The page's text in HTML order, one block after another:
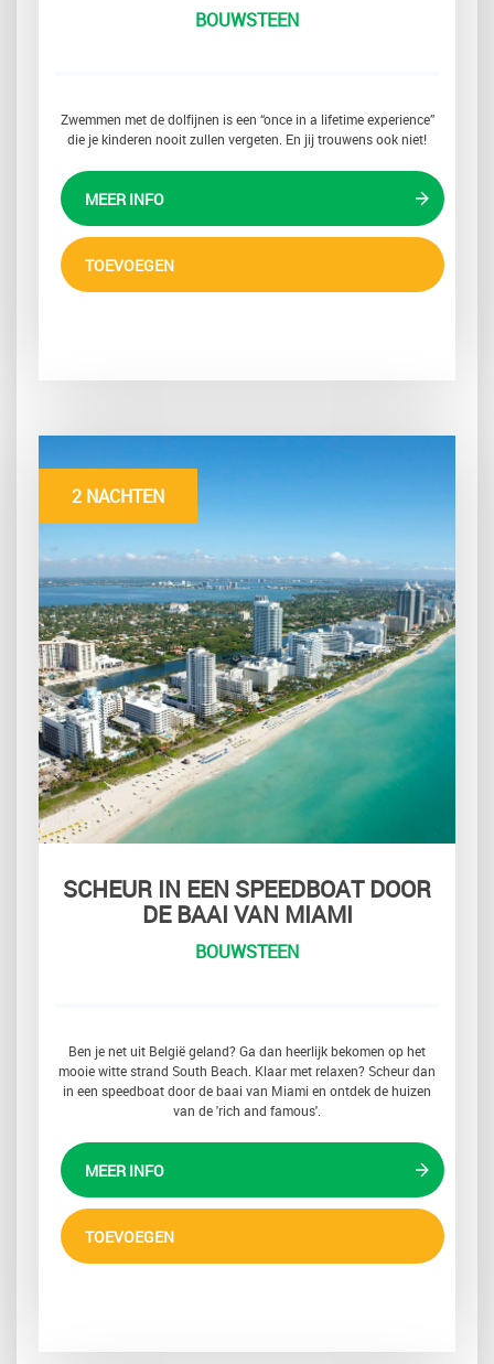
BOUWSTEEN
Zwemmen met de dolfijnen is een “once in a lifetime experience”
die je kinderen nooit zullen vergeten. En jij trouwens ook niet!
MEER INFO
TOEVOEGEN
2 NACHTEN
SCHEUR IN EEN SPEEDBOAT DOOR
DE BAAI VAN MIAMI
BOUWSTEEN
Ben je net uit België geland? Ga dan heerlijk bekomen op het
mooie witte strand South Beach. Klaar met relaxen? Scheur dan
in een speedboat door de baai van Miami en ontdek de huizen
van de 'rich and famous'.
MEER INFO
TOEVOEGEN